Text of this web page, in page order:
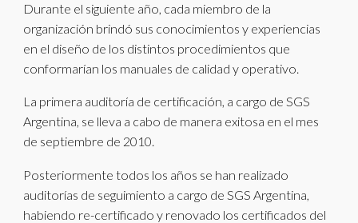
Durante el siguiente año, cada miembro de la
organización brindó sus conocimientos y experiencias
en el diseño de los distintos procedimientos que
conformarían los manuales de calidad y operativo.
La primera auditoría de certificación, a cargo de SGS
Argentina, se lleva a cabo de manera exitosa en el mes
de septiembre de 2010.
Posteriormente todos los años se han realizado
auditorías de seguimiento a cargo de SGS Argentina,
habiendo re-certificado y renovado los certificados del